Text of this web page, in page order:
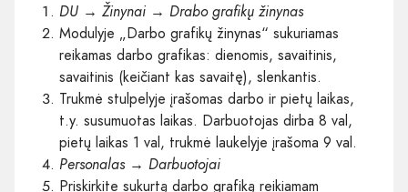
DU → Žinynai → Drabo grafikų žinynas
Modulyje „Darbo grafikų žinynas“ sukuriamas
reikamas darbo grafikas: dienomis, savaitinis,
savaitinis (keičiant kas savaitę), slenkantis.
Trukmė stulpelyje įrašomas darbo ir pietų laikas,
t.y. susumuotas laikas. Darbuotojas dirba 8 val,
pietų laikas 1 val, trukmė laukelyje įrašoma 9 val.
Personalas → Darbuotojai
Priskirkite sukurtą darbo grafiką reikiamam